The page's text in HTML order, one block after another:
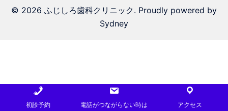
© 2026 ふじしろ歯科クリニック. Proudly powered by
Sydney
初診予約 電話がつながらない時は アクセス